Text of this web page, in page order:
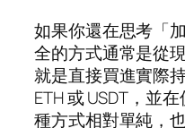
如果你還在思考「
全的方式通常是從
就是直接買進實際
ETH 或 USDT，並
種方式相對單純，